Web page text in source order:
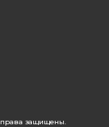
защищены.